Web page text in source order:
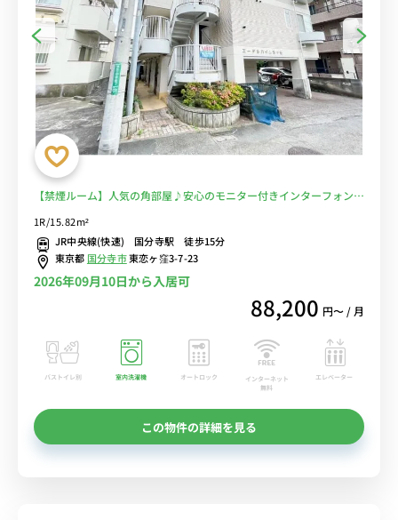
【禁煙ルーム】人気の角部屋♪安心のモニター付きインターフォン＆
レンジなど生活家電のあるお部屋■選べるWi-Fi格安レンタル中！
1R/15.82m²
JR中央線(快速) 国分寺駅 徒歩15分
東京都 国分寺市東恋ヶ窪3-7-23
2026年09月10日から入居可
88,200 円〜 / 月
バストイレ別 室内洗濯機 オートロック
インターネット
無料
エレベーター
この物件の詳細を見る